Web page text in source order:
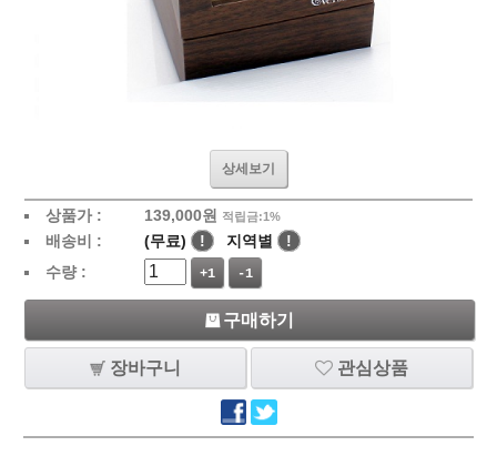
상세보기
상품가 : 139,000원 적립금:1%
배송비 : (무료) ! 지역별
!
수량 :
+1 -1
구매하기
장바구니 관심상품